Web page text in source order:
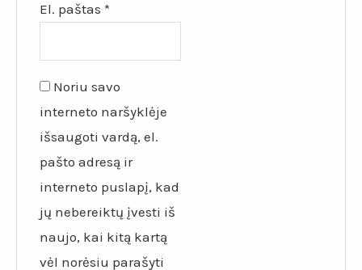
El. paštas*
Noriu savo
interneto naršyklėje
išsaugoti vardą, el.
pašto adresą ir
interneto puslapį, kad
jų nebereiktų įvesti iš
naujo, kai kitą kartą
vėl norėsiu parašyti